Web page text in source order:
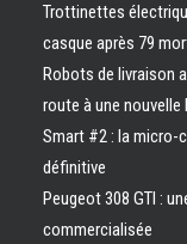
Trottinettes
casque après 79
Robots de livraison
route à une
Smart #2 : la micro-
définitive
Peugeot 308 GTI :
commercialisée